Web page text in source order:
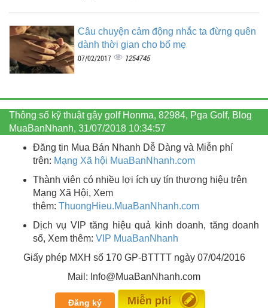
Câu chuyện cảm động nhắc ta đừng quên
dành thời gian cho bố mẹ
07/02/2017 1254745
Thông số kỹ thuật gậy golf Honma, 82984, Pga Golf, Blog
MuaBanNhanh, 31/07/2018 10:34:57
Đăng tin Mua Bán Nhanh Dễ Dàng và Miễn phí
trên: Mạng Xã hội MuaBanNhanh.com
Thành viên có nhiều lợi ích uy tín thương hiệu trên
Mạng Xã Hội, Xem
thêm: ThuongHieu.MuaBanNhanh.com
Dịch vụ VIP tăng hiệu quả kinh doanh, tăng doanh
số, Xem thêm: VIP MuaBanNhanh
Giấy phép MXH số 170 GP-BTTTT ngày 07/04/2016
Mail: Info@MuaBanNhanh.com
Đăng ký Đăng tin